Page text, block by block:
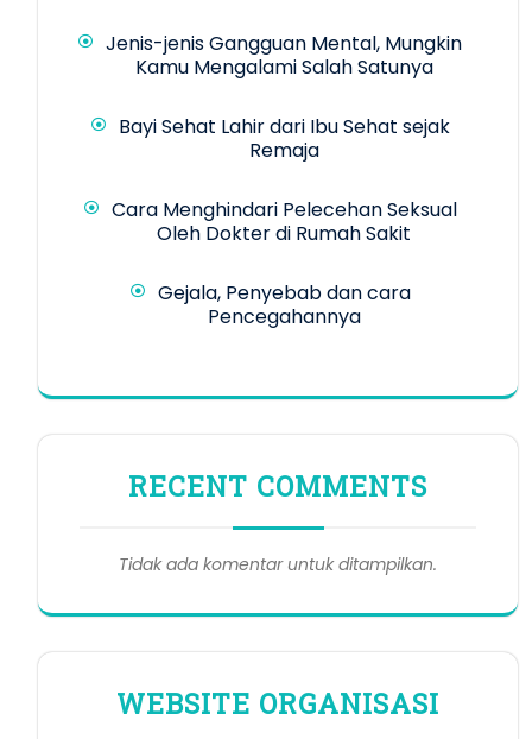
Jenis-jenis Gangguan Mental, Mungkin
Kamu Mengalami Salah Satunya
Bayi Sehat Lahir dari Ibu Sehat sejak
Remaja
Cara Menghindari Pelecehan Seksual
Oleh Dokter di Rumah Sakit
Gejala, Penyebab dan cara
Pencegahannya
RECENT COMMENTS
Tidak ada komentar untuk ditampilkan.
WEBSITE ORGANISASI